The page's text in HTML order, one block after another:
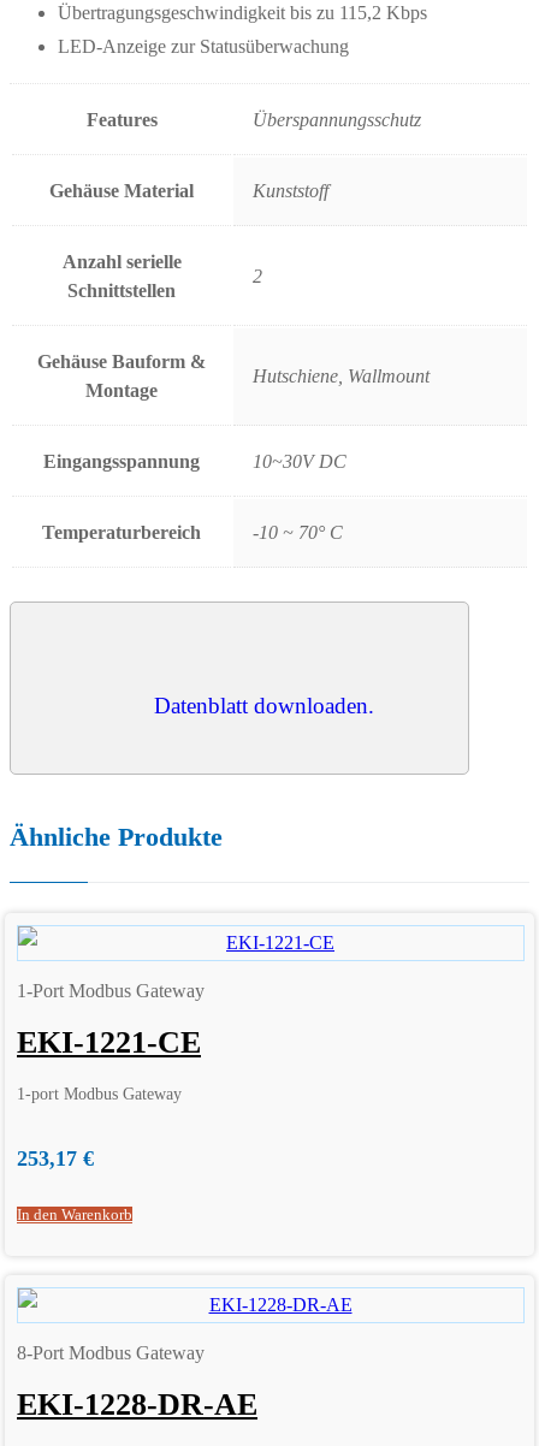
Übertragungsgeschwindigkeit bis zu 115,2 Kbps
LED-Anzeige zur Statusüberwachung
Features Überspannungsschutz
Gehäuse Material Kunststoff
Anzahl serielle
Schnittstellen
2
Gehäuse Bauform &
Montage
Hutschiene, Wallmount
Eingangsspannung 10~30V DC
Temperaturbereich -10 ~ 70° C
Datenblatt downloaden.
Ähnliche Produkte
1-Port Modbus Gateway
EKI-1221-CE
1-port Modbus Gateway
253,17 €
In den Warenkorb
8-Port Modbus Gateway
EKI-1228-DR-AE